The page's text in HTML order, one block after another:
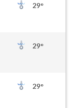
29°
29°
29°